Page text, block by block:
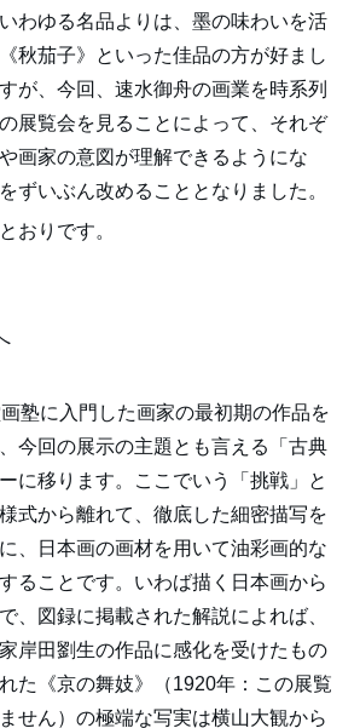
わゆる名品よりは、墨の味わいを活
秋茄子》といった佳品の方が好まし
が、今回、速水御舟の画業を時系列
展覧会を見ることによって、それぞ
画家の意図が理解できるようにな
ずいぶん改めることとなりました。
おりです。
塾に入門した画家の最初期の作品を
今回の展示の主題とも言える「古典
に移ります。ここでいう「挑戦」と
式から離れて、徹底した細密描写を
、日本画の画材を用いて油彩画的な
ることです。いわば描く日本画から
、図録に掲載された解説によれば、
岸田劉生の作品に感化を受けたもの
た《京の舞妓》（1920年：この展覧
せん）の極端な写実は横山大観から